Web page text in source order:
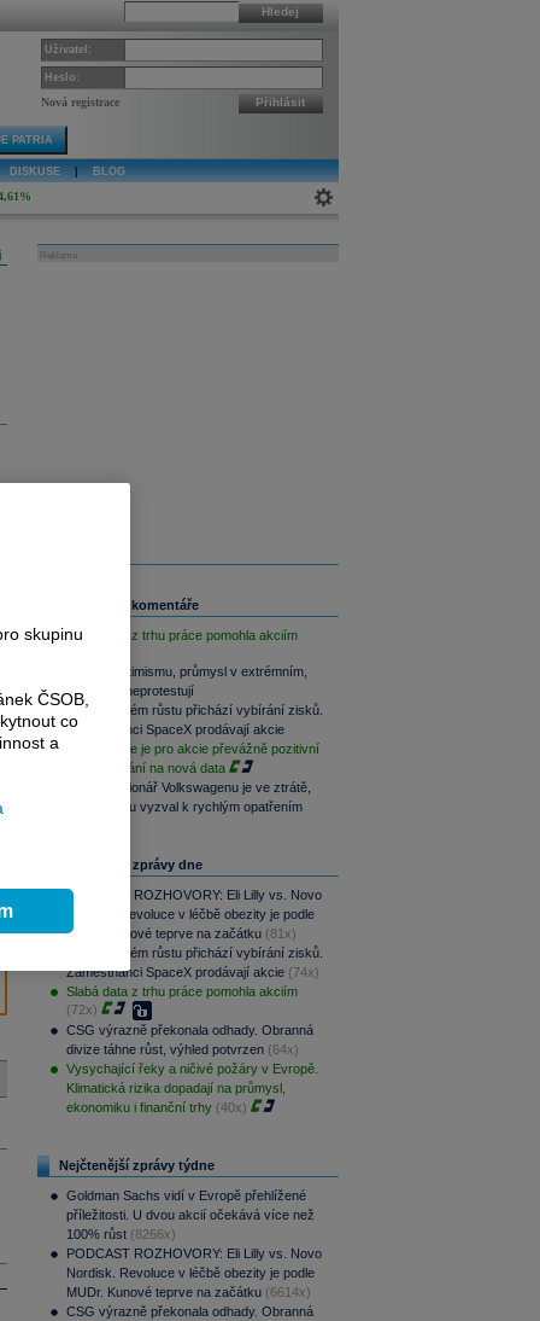
Hledej
Uživatel:
Heslo:
Nová registrace Přihlásit
PATRIA
DISKUSE BLOG
Reklama
Související komentáře
Slabá data z trhu práce pomohla akciím
Akcie v optimismu, průmysl v extrémním,
dluhopisy neprotestují
Po raketovém růstu přichází vybírání zisků.
Zaměstnanci SpaceX prodávají akcie
Závěr týdne je pro akcie převážně pozitivní
při vyčkávání na nová data
Hlavní akcionář Volkswagenu je ve ztrátě,
automobilku vyzval k rychlým opatřením
Nejčtenější zprávy dne
PODCAST ROZHOVORY: Eli Lilly vs. Novo
Nordisk. Revoluce v léčbě obezity je podle
MUDr. Kunové teprve na začátku (81x)
Po raketovém růstu přichází vybírání zisků.
Zaměstnanci SpaceX prodávají akcie (74x)
Slabá data z trhu práce pomohla akciím
(72x)
CSG výrazně překonala odhady. Obranná
divize táhne růst, výhled potvrzen (64x)
Vysychající řeky a ničivé požáry v Evropě.
Klimatická rizika dopadají na průmysl,
ekonomiku i finanční trhy (40x)
Nejčtenější zprávy týdne
Goldman Sachs vidí v Evropě přehlížené
příležitosti. U dvou akcií očekává více než
100% růst (8266x)
PODCAST ROZHOVORY: Eli Lilly vs. Novo
Nordisk. Revoluce v léčbě obezity je podle
MUDr. Kunové teprve na začátku (6614x)
CSG výrazně překonala odhady. Obranná
skupinu
ČSOB,
co
a